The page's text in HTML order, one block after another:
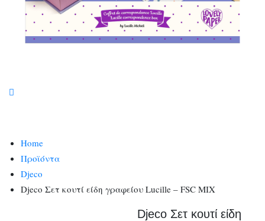
Home
Προϊόντα
Djeco
Djeco Σετ κουτί είδη γραφείου Lucille – FSC MIX
Djeco Σετ κουτί είδη